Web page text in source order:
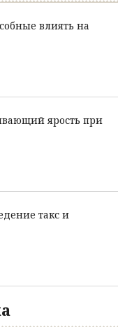
влиять на
ярость при
такс и